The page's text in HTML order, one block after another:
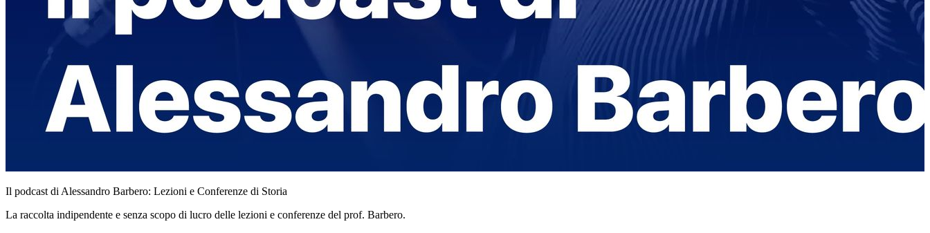
Il podcast di Alessandro Barbero: Lezioni e Conferenze di Storia
La raccolta indipendente e senza scopo di lucro delle lezioni e conferenze del prof. Barbero.